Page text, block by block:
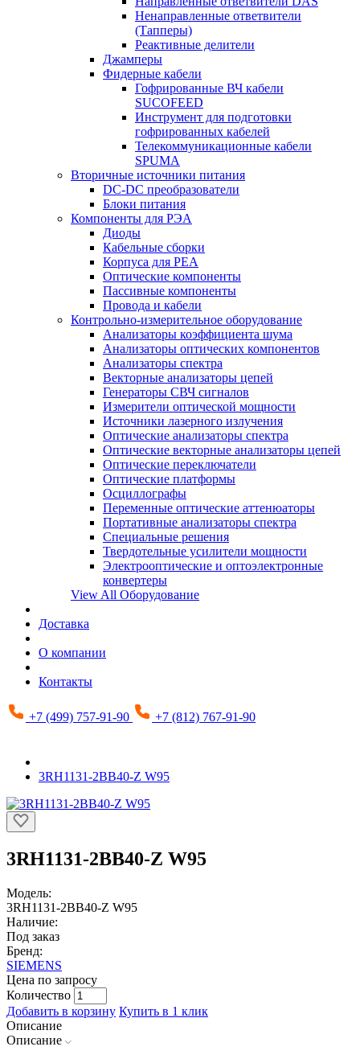
Ненаправленные ответвители
(Тапперы)
Реактивные делители
Джамперы
Фидерные кабели
Гофрированные ВЧ кабели
SUCOFEED
Инструмент для подготовки
гофрированных кабелей
Телекоммуникационные кабели
SPUMA
Вторичные источники питания
DC-DC преобразователи
Блоки питания
Компоненты для РЭА
Диоды
Кабельные сборки
Корпуса для РЕА
Оптические компоненты
Пассивные компоненты
Провода и кабели
Контрольно-измерительное оборудование
Анализаторы коэффициента шума
Анализаторы оптических компонентов
Анализаторы спектра
Векторные анализаторы цепей
Генераторы СВЧ сигналов
Измерители оптической мощности
Источники лазерного излучения
Оптические анализаторы спектра
Оптические векторные анализаторы цепей
Оптические переключатели
Оптические платформы
Осциллографы
Переменные оптические аттенюаторы
Портативные анализаторы спектра
Специальные решения
Твердотельные усилители мощности
Электрооптические и оптоэлектронные
конвертеры
View All Оборудование
Доставка
О компании
Контакты
+7 (499) 757-91-90 +7 (812) 767-91-90
3RH1131-2BB40-Z W95
3RH1131-2BB40-Z W95
Модель:
3RH1131-2BB40-Z W95
Наличие:
Под заказ
Бренд:
SIEMENS
Цена по запросу
Количество
Добавить в корзину Купить в 1 клик
Описание
Описание